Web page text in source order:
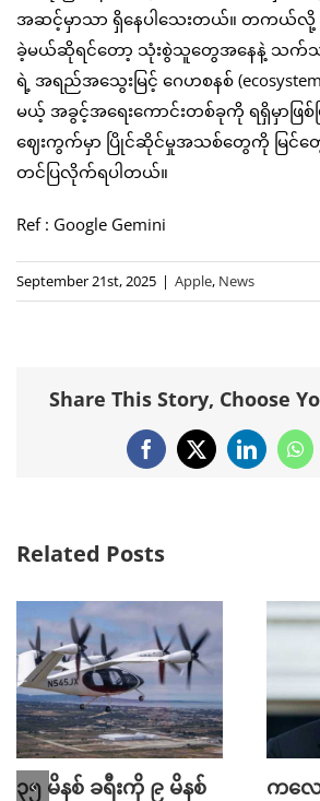
အဆင့်မှာသာ ရှိနေပါသေးတယ်။ တကယ်လို့
ခဲ့မယ်ဆိုရင်တော့ သုံးစွဲသူတွေအနေနဲ့ သက်သာ
ရဲ့ အရည်အသွေးမြင့် ဂေဟစနစ်
မယ့် အခွင့်အရေးကောင်းတစ်ခုကို ရရှိမှာဖြစ်
ဈေးကွက်မှာ ပြိုင်ဆိုင်မှုအသစ်တွေကို မြင်တွ
တင်ပြလိုက်ရပါတယ်။
Ref : Google Gemini
September 21st, 2025 | Apple, News
Share This Story, Choose
Facebook
X LinkedIn
Related Posts
၃၅ မိနစ် ခရီးကို ၉ မိနစ်
ကလေ